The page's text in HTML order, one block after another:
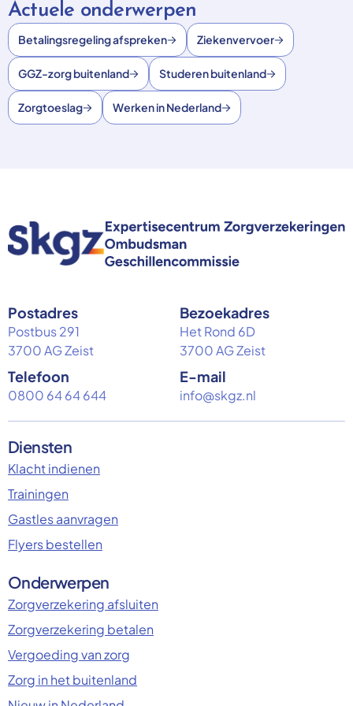
Actuele onderwerpen
Betalingsregeling afspreken Ziekenvervoer
GGZ-zorg buitenland Studeren buitenland
Zorgtoeslag Werken in Nederland
Postadres
Postbus 291
3700 AG Zeist
Bezoekadres
Het Rond 6D
3700 AG Zeist
Telefoon
0800 64 64 644
E-mail
info@skgz.nl
Diensten
Klacht indienen
Trainingen
Gastles aanvragen
Flyers bestellen
Onderwerpen
Zorgverzekering afsluiten
Zorgverzekering betalen
Vergoeding van zorg
Zorg in het buitenland